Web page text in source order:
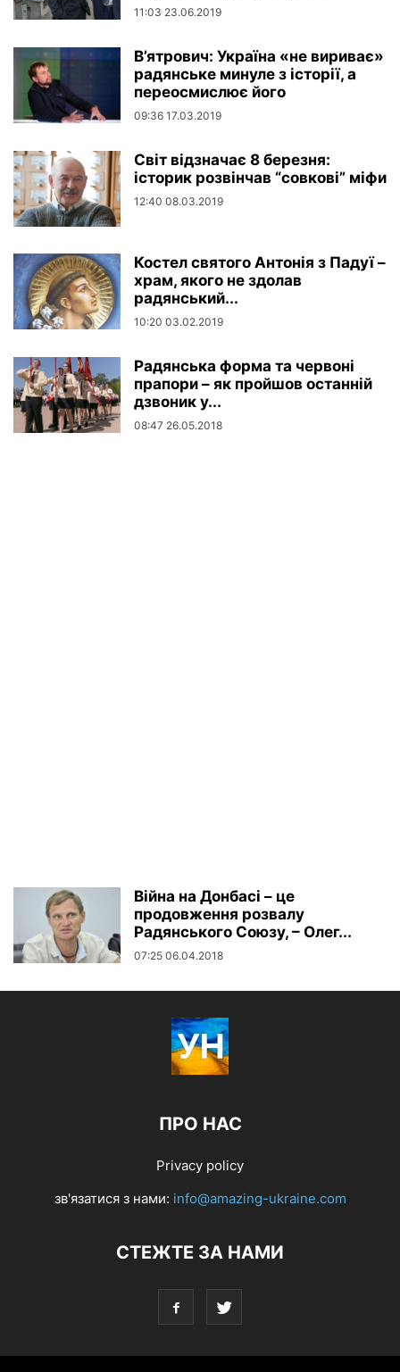
11:03 23.06.2019
В’ятрович: Україна «не вириває»
радянське минуле з історії, а
переосмислює його
09:36 17.03.2019
Світ відзначає 8 березня:
історик розвінчав “совкові” міфи
12:40 08.03.2019
Костел святого Антонія з Падуї –
храм, якого не здолав
радянський...
10:20 03.02.2019
Радянська форма та червоні
прапори – як пройшов останній
дзвоник у...
08:47 26.05.2018
Війна на Донбасі – це
продовження розвалу
Радянського Союзу, – Олег...
07:25 06.04.2018
ПРО НАС
Privacy policy
зв'язатися з нами: info@amazing-ukraine.com
СТЕЖТЕ ЗА НАМИ